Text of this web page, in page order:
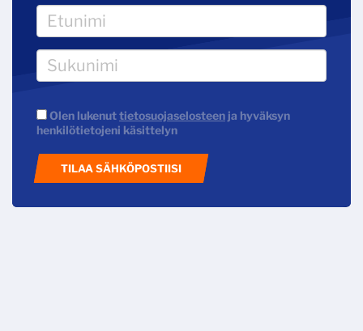
Olen lukenuttietosuojaselosteen ja hyväksyn
henkilötietojeni käsittelyn
TILAA SÄHKÖPOSTIISI